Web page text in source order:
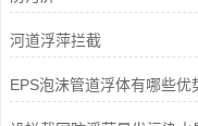
河道浮萍拦截
EPS泡沫管道浮体有哪些优